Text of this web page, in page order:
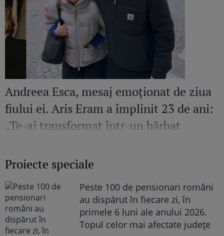
Andreea Esca, mesaj emoționat de ziua
fiului ei. Aris Eram a împlinit 23 de ani:
„Te-ai transformat într-un bărbat
Proiecte speciale
Peste 100 de pensionari români
au dispărut în fiecare zi, în
primele 6 luni ale anului 2026.
Topul celor mai afectate județe